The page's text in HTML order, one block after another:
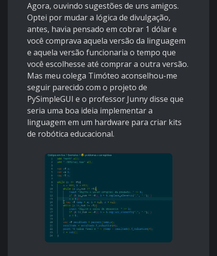
Agora, ouvindo sugestões de uns amigos.
Optei por mudar a lógica de divulgação,
antes, havia pensado em cobrar 1 dólar e
você comprava aquela versão da linguagem
e aquela versão funcionaria o tempo que
você escolhesse até comprar a outra versão.
Mas meu colega Timóteo aconselhou-me
seguir parecido com o projeto de
PySimpleGUI e o professor Junny disse que
seria uma boa ideia implementar a
linguagem em um hardware para criar kits
de robótica educacional.